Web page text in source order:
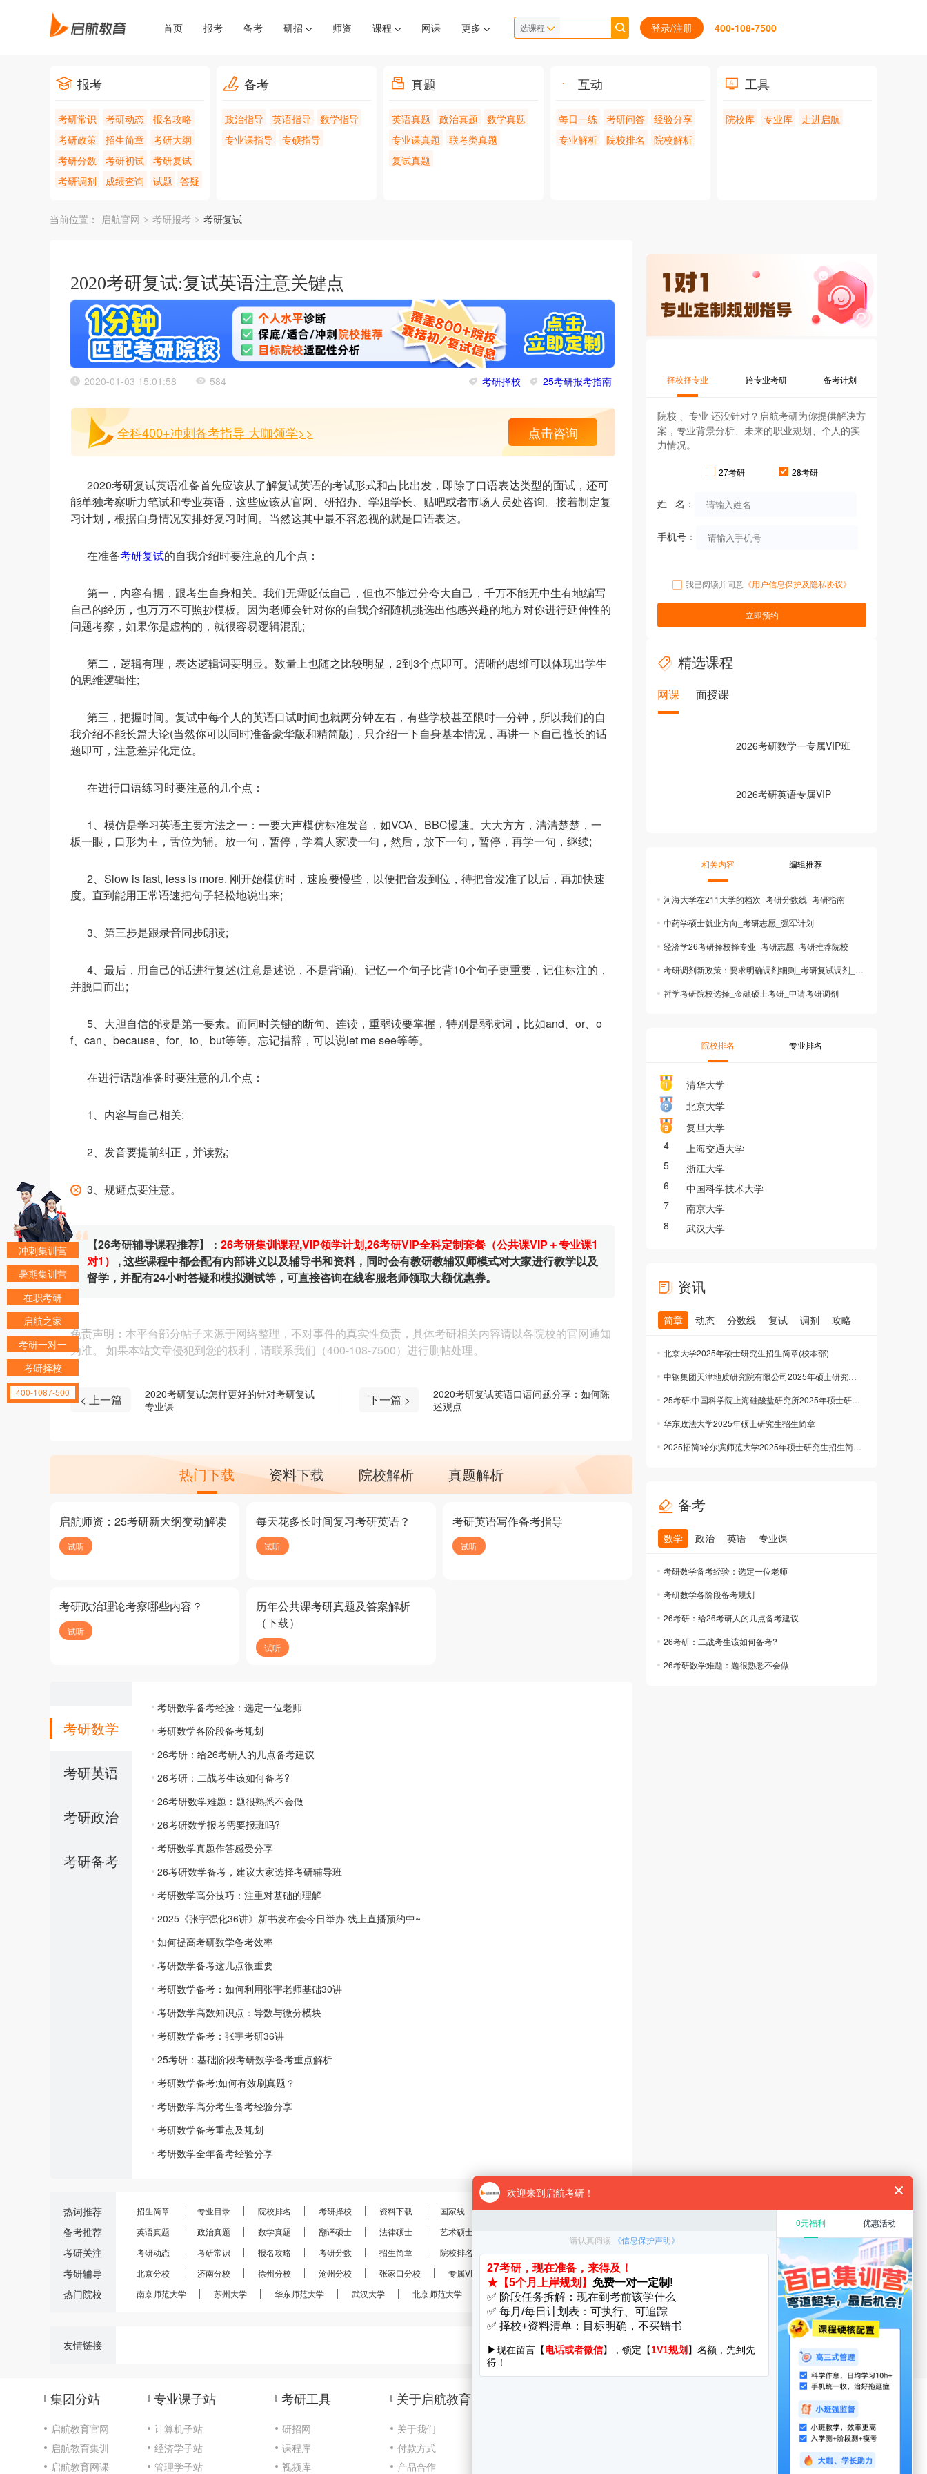
首页 报考 备考 研招 师资 课程 网课 更多 选课程 登录/注册 400-108-7500
报考
考研常识 考研动态
报名攻略
考研政策
招生简章
考研大纲
考研分数
考研初试
考研复试
考研调剂
成绩查询 试题 答疑
备考
政治指导 英语指导
数学指导
专业课指导
专硕指导
真题
英语真题 政治真题
数学真题
专业课真题
联考类真题
复试真题
互动
每日一练 考研问答
经验分享
专业解析
院校排名 院校解析
工具
院校库 专业库 走进启航
当前位置： 启航官网 > 考研报考 > 考研复试
2020考研复试:复试英语注意关键点
2020-01-03 15:01:58 584 考研择校 25考研报考指南
全科400+冲刺备考指导 大咖领学>> 点击咨询
2020考研复试英语准备首先应该从了解复试英语的考试形式和占比出发，即除了口语表达类型的面试，还可
能单独考察听力笔试和专业英语，这些应该从官网、研招办、学姐学长、贴吧或者市场人员处咨询。接着制定复
习计划，根据自身情况安排好复习时间。当然这其中最不容忽视的就是口语表达。
在准备考研复试的自我介绍时要注意的几个点：
第一，内容有据，跟考生自身相关。我们无需贬低自己，但也不能过分夸大自己，千万不能无中生有地编写
自己的经历，也万万不可照抄模板。因为老师会针对你的自我介绍随机挑选出他感兴趣的地方对你进行延伸性的
问题考察，如果你是虚构的，就很容易逻辑混乱;
第二，逻辑有理，表达逻辑词要明显。数量上也随之比较明显，2到3个点即可。清晰的思维可以体现出学生
的思维逻辑性;
第三，把握时间。复试中每个人的英语口试时间也就两分钟左右，有些学校甚至限时一分钟，所以我们的自
我介绍不能长篇大论(当然你可以同时准备豪华版和精简版)，只介绍一下自身基本情况，再讲一下自己擅长的话
题即可，注意差异化定位。
在进行口语练习时要注意的几个点：
1、模仿是学习英语主要方法之一：一要大声模仿标准发音，如VOA、BBC慢速。大大方方，清清楚楚，一
板一眼，口形为主，舌位为辅。放一句，暂停，学着人家读一句，然后，放下一句，暂停，再学一句，继续;
2、Slow is fast, less is more. 刚开始模仿时，速度要慢些，以便把音发到位，待把音发准了以后，再加快速
度。直到能用正常语速把句子轻松地说出来;
3、第三步是跟录音同步朗读;
4、最后，用自己的话进行复述(注意是述说，不是背诵)。记忆一个句子比背10个句子更重要，记住标注的，
并脱口而出;
5、大胆自信的读是第一要素。而同时关键的断句、连读，重弱读要掌握，特别是弱读词，比如and、or、o
f、can、because、for、to、but等等。忘记措辞，可以说let me see等等。
在进行话题准备时要注意的几个点：
1、内容与自己相关;
2、发音要提前纠正，并读熟;
3、规避点要注意。
【26考研辅导课程推荐】： 26考研集训课程,VIP领学计划,26考研VIP全科定制套餐（公共课VIP＋专业课1
对1）
, 这些课程中都会配有内部讲义以及辅导书和资料，同时会有教研教辅双师模式对大家进行教学以及
督学，并配有24小时答疑和模拟测试等，可直接咨询在线客服老师领取大额优惠券。
免责声明：本平台部分帖子来源于网络整理，不对事件的真实性负责，具体考研相关内容请以各院校的官网通知
为准。 如果本站文章侵犯到您的权利，请联系我们（400-108-7500）进行删帖处理。
< 上一篇
2020考研复试:怎样更好的针对考研复试
专业课
下一篇 >
2020考研复试英语口语问题分享：如何陈
述观点
热门下载 资料下载 院校解析 真题解析
启航师资：25考研新大纲变动解读
试听
每天花多长时间复习考研英语？
试听
考研英语写作备考指导
试听
考研政治理论考察哪些内容？
试听
历年公共课考研真题及答案解析
（下载）
试听
考研数学
考研英语
考研政治
考研备考
考研数学备考经验：选定一位老师
考研数学各阶段备考规划
26考研：给26考研人的几点备考建议
26考研：二战考生该如何备考?
26考研数学难题：题很熟悉不会做
26考研数学报考需要报班吗?
考研数学真题作答感受分享
26考研数学备考，建议大家选择考研辅导班
考研数学高分技巧：注重对基础的理解
2025《张宇强化36讲》新书发布会今日举办 线上直播预约中~
如何提高考研数学备考效率
考研数学备考这几点很重要
考研数学备考：如何利用张宇老师基础30讲
考研数学高数知识点：导数与微分模块
考研数学备考：张宇考研36讲
25考研：基础阶段考研数学备考重点解析
考研数学备考:如何有效刷真题？
考研数学高分考生备考经验分享
考研数学备考重点及规划
考研数学全年备考经验分享
择校择专业 跨专业考研 备考计划
院校 、专业 还没针对？启航考研为你提供解决方
案，专业背景分析、未来的职业规划、个人的实
力情况。
27考研 28考研
姓 名：
手机号：
我已阅读并同意 《用户信息保护及隐私协议》
立即预约
精选课程
网课 面授课
2026考研数学一专属VIP班
2026考研英语专属VIP
相关内容 编辑推荐
河海大学在211大学的档次_考研分数线_考研指南
中药学硕士就业方向_考研志愿_强军计划
经济学26考研择校择专业_考研志愿_考研推荐院校
考研调剂新政策：要求明确调剂细则_考研复试调剂_考研调剂
哲学考研院校选择_金融硕士考研_申请考研调剂
院校排名 专业排名
清华大学
北京大学
复旦大学
4
上海交通大学
5
浙江大学
6
中国科学技术大学
7
南京大学
8
武汉大学
资讯
简章 动态 分数线 复试 调剂 攻略
北京大学2025年硕士研究生招生简章(校本部)
中钢集团天津地质研究院有限公司2025年硕士研究生招生简章公布
25考研:中国科学院上海硅酸盐研究所2025年硕士研究生招生简章公布
华东政法大学2025年硕士研究生招生简章
2025招简:哈尔滨师范大学2025年硕士研究生招生简章公布
备考
数学 政治 英语 专业课
考研数学备考经验：选定一位老师
考研数学各阶段备考规划
26考研：给26考研人的几点备考建议
26考研：二战考生该如何备考?
26考研数学难题：题很熟悉不会做
热词推荐
备考推荐
考研关注
考研辅导
热门院校
招生简章 专业目录 院校排名 考研择校 资料下载 国家线 分数线 报录比
考研规划
英语真题
政治真题 数学真题 翻译硕士 法律硕士 艺术硕士
考研动态
考研常识 报名攻略 考研分数 招生简章 院校排名 考研真题 经验分享 考研复试
考研调剂
北京分校
济南分校 徐州分校 沧州分校 张家口分校 专属VIP VIP定制
28考研
南京师范大学
苏州大学 华东师范大学 武汉大学 北京师范大学 南京大学 南开大学 厦门大学 华中科技大学 启航分校
友情链接
集团分站
启航教育官网
启航教育集训
启航教育网课
专业课子站
计算机子站
经济学子站
管理学子站
考研工具
研招网
课程库
视频库
关于启航教育
关于我们
付款方式
产品合作
咨询地址:北京市海淀区万泉河路68号紫金大厦11层
冲刺集训营
暑期集训营
在职考研
启航之家
考研一对一
考研择校
400-1087-500